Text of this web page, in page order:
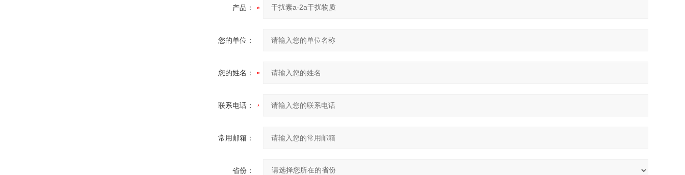
产品：
您的单位：
您的姓名：
联系电话：
常用邮箱：
省份：